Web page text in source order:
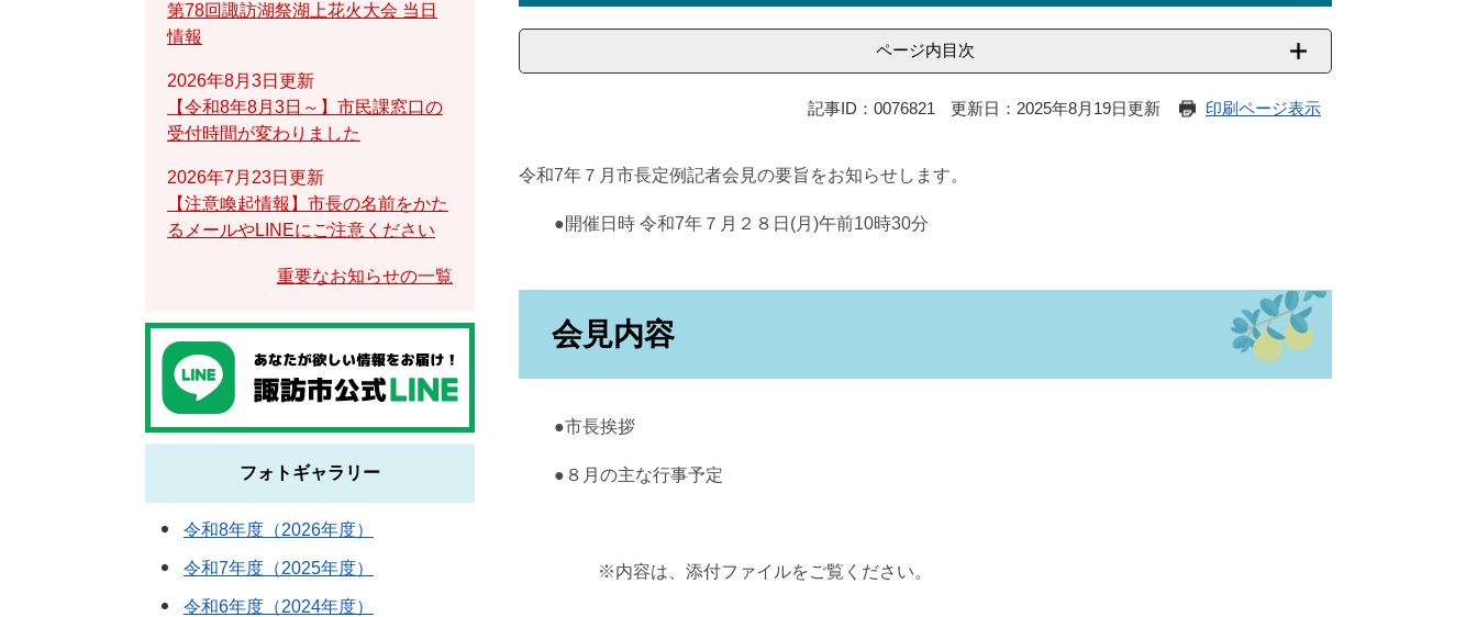
ページ内目次
記事ID：0076821 更新日：2025年8月19日更新 印刷ページ表示
令和7年７月市長定例記者会見の要旨をお知らせします。
●開催日時 令和7年７月２８日(月)午前10時30分
会見内容
●市長挨拶
●８月の主な行事予定
※内容は、添付ファイルをご覧ください。
第78回諏訪湖祭湖上花火大会 当日
情報
2026年8月3日更新
【令和8年8月3日～】市民課窓口の
受付時間が変わりました
2026年7月23日更新
【注意喚起情報】市長の名前をかた
るメールやLINEにご注意ください
重要なお知らせの一覧
フォトギャラリー
令和8年度（2026年度）
令和7年度（2025年度）
令和6年度（2024年度）